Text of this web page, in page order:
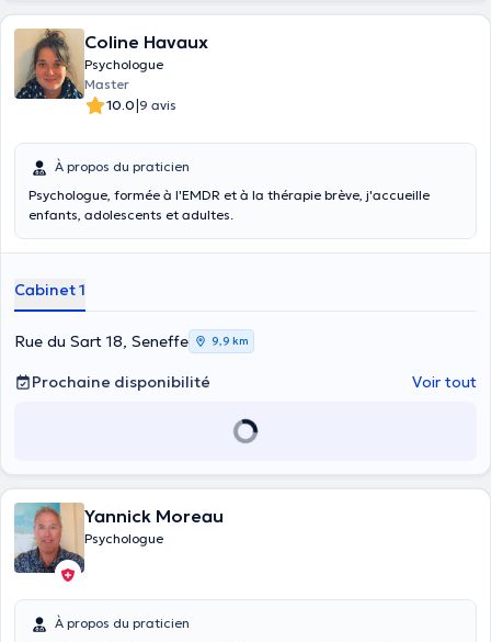
Coline Havaux
Psychologue
Master
10.0|9 avis
À propos du praticien
Psychologue, formée à l'EMDR et à la thérapie brève, j'accueille
enfants, adolescents et adultes.
Cabinet 1
Rue du Sart 18, Seneffe 9,9 km
Prochaine disponibilité Voir tout
Yannick Moreau
Psychologue
À propos du praticien